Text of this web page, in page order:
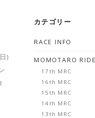
)
カテゴリー
RACE INFO
MOMOTARO
17th MRC
16th MRC
15th MRC
14th MRC
13th MRC